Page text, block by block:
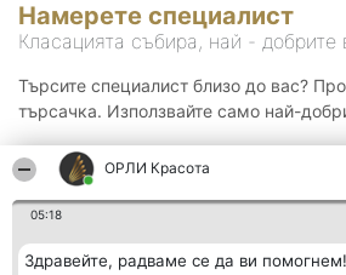
ОРЛИ Красота
05:18
Здравейте, радваме се да ви
Намерете специалист
Класацията събира, най - добрите
Търсите специалист близо до вас?
търсачка. Използвайте само най-